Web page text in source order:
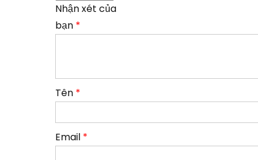
Nhận xét của
bạn *
Tên *
Email *